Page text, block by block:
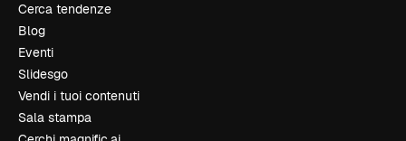
Cerca tendenze
Blog
Eventi
Slidesgo
Vendi i tuoi contenuti
Sala stampa